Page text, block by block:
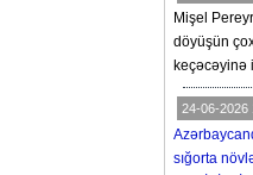
Mişel
döyüşün
keçəcəyinə
24-06-2026
sığorta